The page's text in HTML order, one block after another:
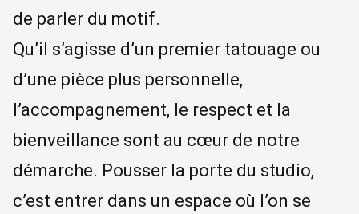
de parler du motif.
Qu’il s’agisse d’un premier tatouage ou
d’une pièce plus personnelle,
l’accompagnement, le respect et la
bienveillance sont au cœur de notre
démarche. Pousser la porte du studio,
c’est entrer dans un espace où l’on se